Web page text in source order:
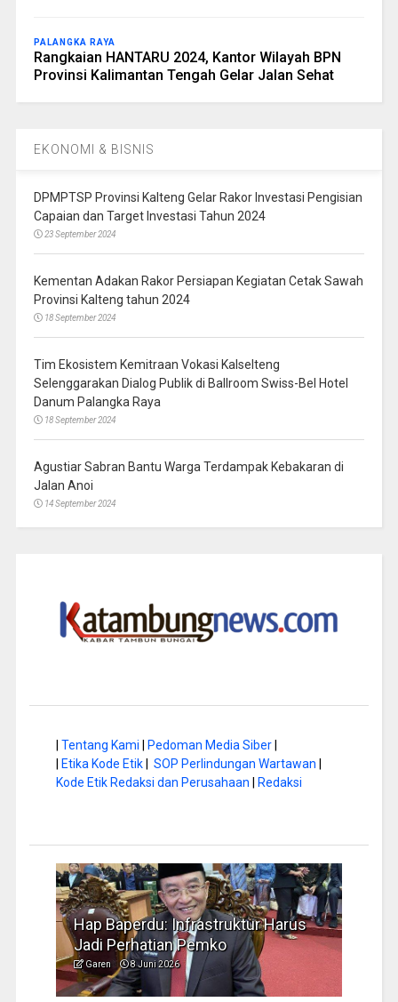
PALANGKA RAYA
Rangkaian HANTARU 2024, Kantor Wilayah BPN
Provinsi Kalimantan Tengah Gelar Jalan Sehat
EKONOMI & BISNIS
DPMPTSP Provinsi Kalteng Gelar Rakor Investasi Pengisian
Capaian dan Target Investasi Tahun 2024
23 September 2024
Kementan Adakan Rakor Persiapan Kegiatan Cetak Sawah
Provinsi Kalteng tahun 2024
18 September 2024
Tim Ekosistem Kemitraan Vokasi Kalselteng
Selenggarakan Dialog Publik di Ballroom Swiss-Bel Hotel
Danum Palangka Raya
18 September 2024
Agustiar Sabran Bantu Warga Terdampak Kebakaran di
Jalan Anoi
14 September 2024
Tentang Kami Pedoman Media Siber|
Etika Kode Etik| SOP Perlindungan Wartawan
Kode Etik Redaksi dan Perusahaan
Redaksi
Hap Baperdu: Infrastruktur Harus
Jadi Perhatian Pemko
Garen 8 Juni 2026